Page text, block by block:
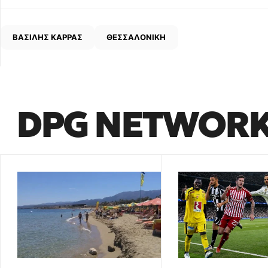
ΒΑΣΙΛΗΣ ΚΑΡΡΑΣ ΘΕΣΣΑΛΟΝΙΚΗ
DPG